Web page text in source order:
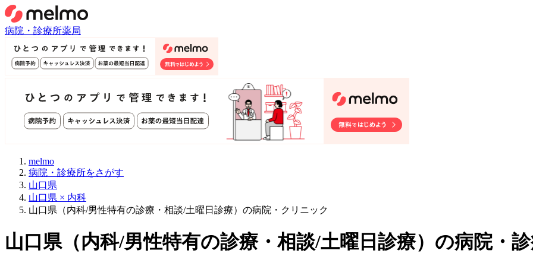
病院・診療所薬局
melmo
病院・診療所をさがす
山口県
山口県 × 内科
山口県（内科/男性特有の診療・相談/土曜日診療）の病院・クリニック
山口県（内科/男性特有の診療・相談/土曜日診療） の病院・